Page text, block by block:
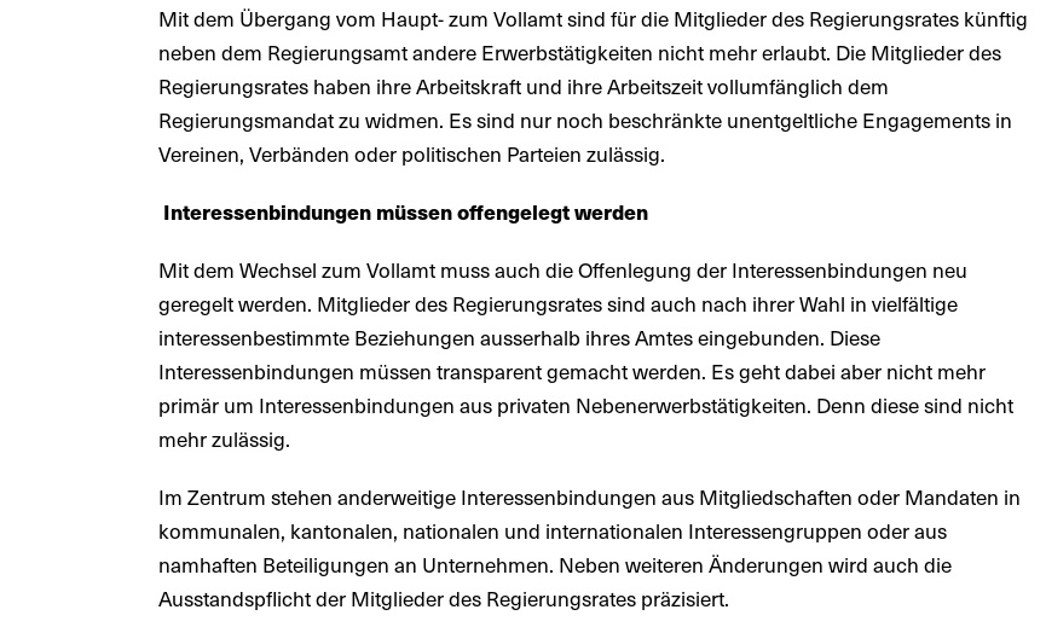
Mit dem Übergang vom Haupt- zum Vollamt sind für die Mitglieder des Regierungsrates künftig
neben dem Regierungsamt andere Erwerbstätigkeiten nicht mehr erlaubt. Die Mitglieder des
Regierungsrates haben ihre Arbeitskraft und ihre Arbeitszeit vollumfänglich dem
Regierungsmandat zu widmen. Es sind nur noch beschränkte unentgeltliche Engagements in
Vereinen, Verbänden oder politischen Parteien zulässig.
Interessenbindungen müssen offengelegt werden
Mit dem Wechsel zum Vollamt muss auch die Offenlegung der Interessenbindungen neu
geregelt werden. Mitglieder des Regierungsrates sind auch nach ihrer Wahl in vielfältige
interessenbestimmte Beziehungen ausserhalb ihres Amtes eingebunden. Diese
Interessenbindungen müssen transparent gemacht werden. Es geht dabei aber nicht mehr
primär um Interessenbindungen aus privaten Nebenerwerbstätigkeiten. Denn diese sind nicht
mehr zulässig.
Im Zentrum stehen anderweitige Interessenbindungen aus Mitgliedschaften oder Mandaten in
kommunalen, kantonalen, nationalen und internationalen Interessengruppen oder aus
namhaften Beteiligungen an Unternehmen. Neben weiteren Änderungen wird auch die
Ausstandspflicht der Mitglieder des Regierungsrates präzisiert.